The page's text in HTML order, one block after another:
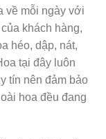
về mỗi ngày với
khách hàng,
héo, dập, nát,
tại đây luôn
tín nên đảm bảo
hoa đều đang